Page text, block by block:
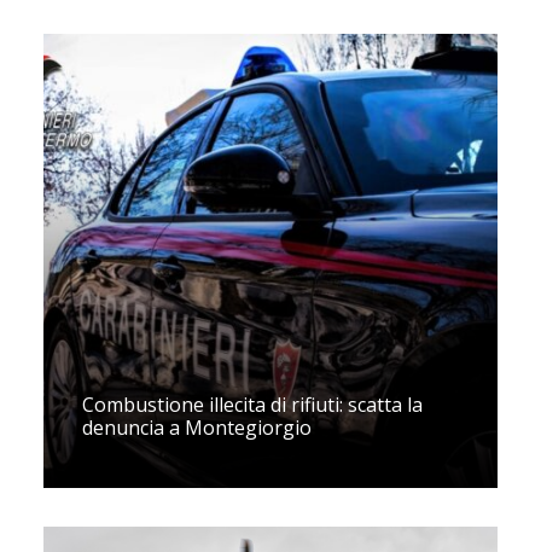
Combustione illecita di rifiuti: scatta la
denuncia a Montegiorgio